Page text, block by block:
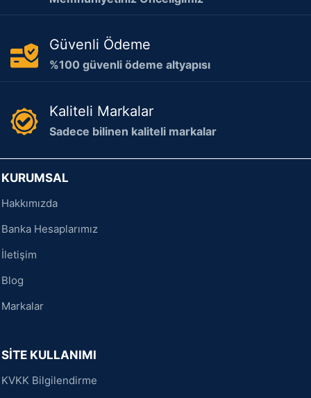
Güvenli Ödeme
%100 güvenli ödeme altyapısı
Kaliteli Markalar
Sadece bilinen kaliteli markalar
KURUMSAL
Hakkımızda
Banka Hesaplarımız
İletişim
Blog
Markalar
SİTE KULLANIMI
KVKK Bilgilendirme